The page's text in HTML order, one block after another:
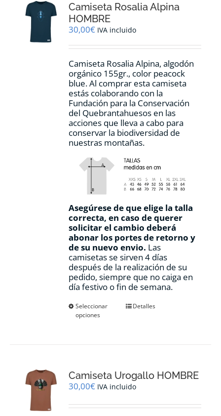
se
elegir
la
de
producto
Camiseta Rosalia Alpina
HOMBRE
30,00€ IVA incluido
Camiseta Rosalia Alpina, algodón
orgánico 155gr., color peacock
blue. Al comprar esta camiseta
estás colaborando con la
Fundación para la Conservación
del Quebrantahuesos en las
acciones que lleva a cabo para
conservar la biodiversidad de
nuestras montañas.
Asegúrese de que elige la talla
correcta, en caso de querer
solicitar el cambio deberá
abonar los portes de retorno y
de su nuevo envio. Las
camisetas se sirven 4 días
después de la realización de su
pedido, siempre que no caiga en
día festivo o fin de semana.
Seleccionar
opciones
Este
se
pueden
en
Detalles
Camiseta Urogallo HOMBRE
30,00€ IVA incluido